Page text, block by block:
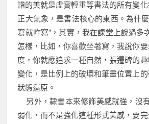
諧的美就是虛實輕重等書法的所有變
正大氣象，是書法核心的東西。為什
寫就咋寫”，其實，我在課堂上說過
怎樣，比如，你喜歡坐著寫，我說你
度，你就應追求一種自然，張遷碑的
變化，是比例上的破壞和筆畫位置上
狀態還原。
另外，隸書本來修飾美感就強，沒
弱化，而不是強化這種形式美感，要